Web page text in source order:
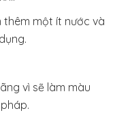
thêm một ít nước và
vì sẽ làm màu